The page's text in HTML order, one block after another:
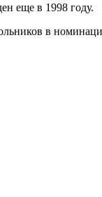
еще в 1998 году.
в